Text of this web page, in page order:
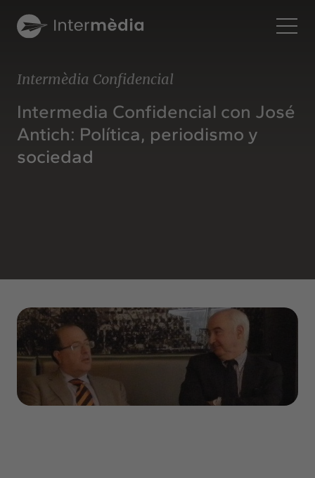
Intermèdia
Sobre nosotros
Interconexión
Nuestros servicios
Interrelación
Insights
Actualidad
Intercambio
Contacto
Intermèdia Confidencial
Intermedia Confidencial con José
Antich: Política, periodismo y
sociedad